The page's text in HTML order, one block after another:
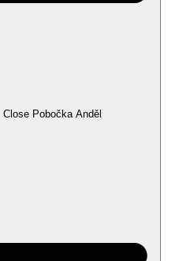
Close Pobočka Anděl